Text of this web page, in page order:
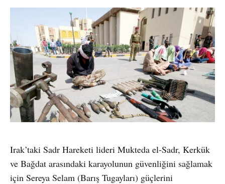
Irak’taki Sadr Hareketi lideri Mukteda el-Sadr, Kerkük
ve Bağdat arasındaki karayolunun güvenliğini sağlamak
için Sereya Selam (Barış Tugayları) güçlerini